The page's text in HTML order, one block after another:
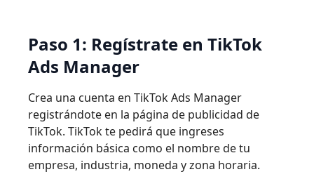
Paso 1: Regístrate en TikTok
Ads Manager
Crea una cuenta en TikTok Ads Manager
registrándote en la página de publicidad de
TikTok. TikTok te pedirá que ingreses
información básica como el nombre de tu
empresa, industria, moneda y zona horaria.